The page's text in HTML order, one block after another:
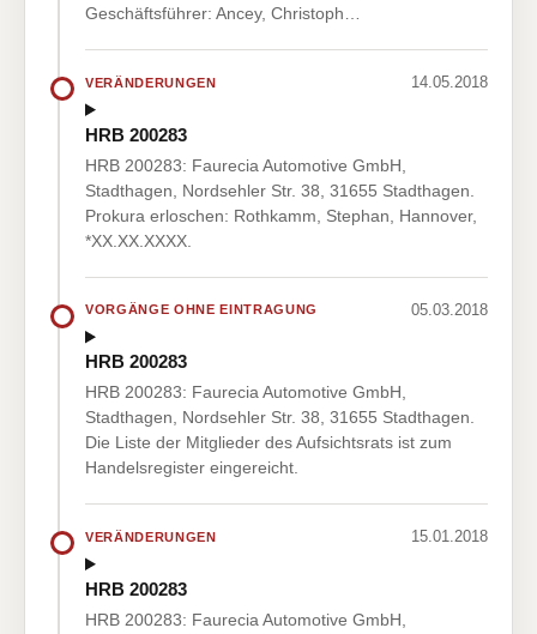
Geschäftsführer: Ancey, Christoph…
VERÄNDERUNGEN 14.05.2018
HRB 200283
HRB 200283: Faurecia Automotive GmbH,
Stadthagen, Nordsehler Str. 38, 31655 Stadthagen.
Prokura erloschen: Rothkamm, Stephan, Hannover,
*XX.XX.XXXX.
VORGÄNGE OHNE EINTRAGUNG 05.03.2018
HRB 200283
HRB 200283: Faurecia Automotive GmbH,
Stadthagen, Nordsehler Str. 38, 31655 Stadthagen.
Die Liste der Mitglieder des Aufsichtsrats ist zum
Handelsregister eingereicht.
VERÄNDERUNGEN 15.01.2018
HRB 200283
HRB 200283: Faurecia Automotive GmbH,